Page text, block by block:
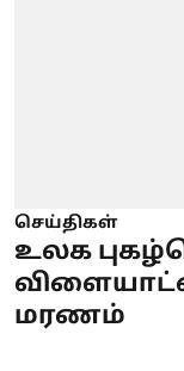
செய்திகள்
உலக
மரணம்